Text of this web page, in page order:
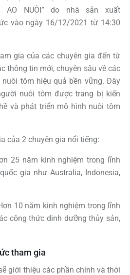
AO NUÔI” do nhà sản xuất
vào ngày 16/12/2021 từ 14:30
gia của các chuyên gia đến từ
thông tin mới, chuyên sâu về các
tôm hiệu quả bền vững. Đây
nuôi tôm được trang bị kiến
và phát triển mô hình nuôi tôm
của 2 chuyên gia nổi tiếng:
25 năm kinh nghiệm trong lĩnh
gia như Australia, Indonesia,
10 năm kinh nghiệm trong lĩnh
công thức dinh dưỡng thủy sản,
tham gia
giới thiệu các phần chính và thời